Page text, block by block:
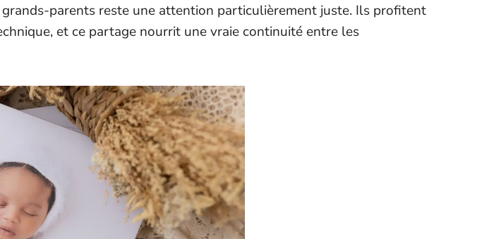
parents reste une attention particulièrement juste. Ils profitent
et ce partage nourrit une vraie continuité entre les